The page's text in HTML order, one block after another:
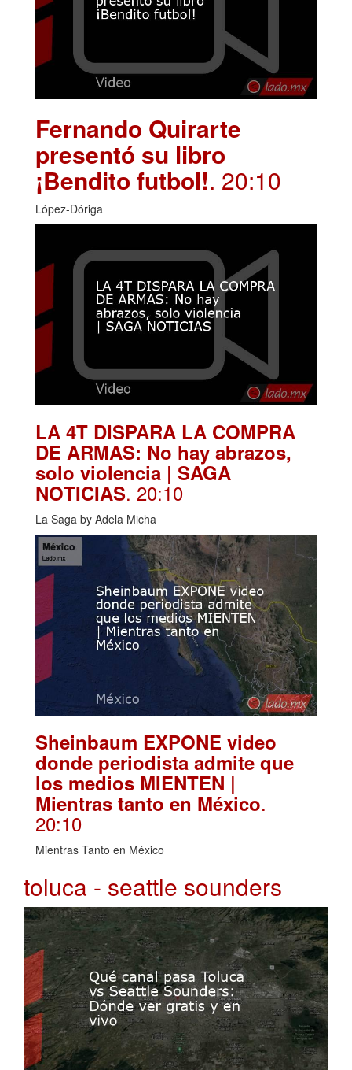
Fernando Quirarte
presentó su libro
¡Bendito futbol!. 20:10
López-Dóriga
LA 4T DISPARA LA COMPRA
DE ARMAS: No hay abrazos,
solo violencia | SAGA
NOTICIAS. 20:10
La Saga by Adela Micha
Sheinbaum EXPONE video
donde periodista admite que
los medios MIENTEN |
Mientras tanto en México.
20:10
Mientras Tanto en México
toluca - seattle sounders